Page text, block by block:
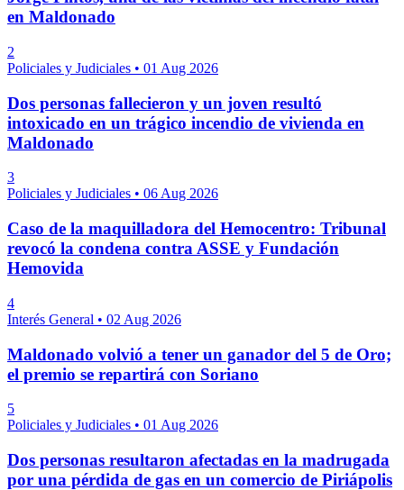
en Maldonado
2
Policiales y Judiciales • 01 Aug 2026
Dos personas fallecieron y un joven resultó
intoxicado en un trágico incendio de vivienda en
Maldonado
3
Policiales y Judiciales • 06 Aug 2026
Caso de la maquilladora del Hemocentro: Tribunal
revocó la condena contra ASSE y Fundación
Hemovida
4
Interés General • 02 Aug 2026
Maldonado volvió a tener un ganador del 5 de Oro;
el premio se repartirá con Soriano
5
Policiales y Judiciales • 01 Aug 2026
Dos personas resultaron afectadas en la madrugada
por una pérdida de gas en un comercio de Piriápolis